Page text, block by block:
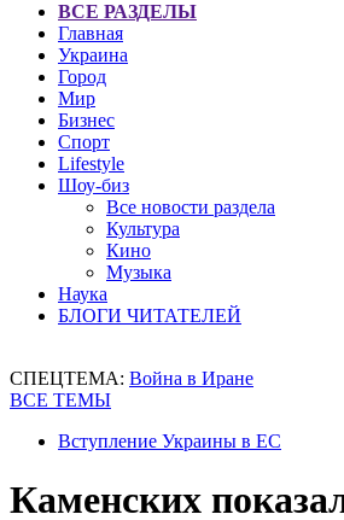
ВСЕ РАЗДЕЛЫ
Главная
Украина
Город
Мир
Бизнес
Спорт
Lifestyle
Шоу-биз
Все новости раздела
Культура
Кино
Музыка
Наука
БЛОГИ ЧИТАТЕЛЕЙ
СПЕЦТЕМА: Война в Иране
ВСЕ ТЕМЫ
Вступление Украины в ЕС
Каменских